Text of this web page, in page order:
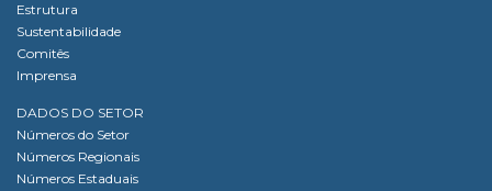
Estrutura
Sustentabilidade
Comitês
Imprensa
DADOS DO SETOR
Números do Setor
Números Regionais
Números Estaduais